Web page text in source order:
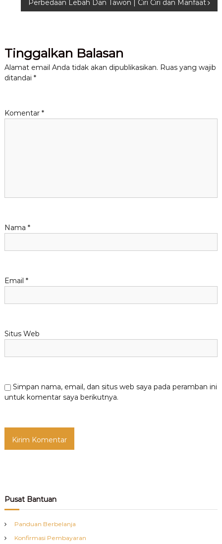
i
g
s
Perbedaan Lebah Dan Tawon | Ciri Ciri dan Manfaat
Tinggalkan Balasan
Alamat email Anda tidak akan dipublikasikan. Ruas yang wajib
ditandai *
Komentar *
Nama *
Email *
Situs Web
Simpan nama, email, dan situs web saya pada peramban ini
untuk komentar saya berikutnya.
Pusat Bantuan
Panduan Berbelanja
Konfirmasi Pembayaran